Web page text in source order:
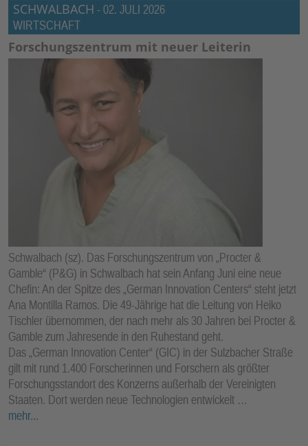
SCHWALBACH - 02. JULI 2026
WIRTSCHAFT
Forschungszentrum mit neuer Leiterin
Schwalbach (sz). Das Forschungszentrum von „Procter &
Gamble“ (P&G) in Schwalbach hat sein Anfang Juni eine neue
Chefin: An der Spitze des „German Innovation Centers“ steht jetzt
Ana Montilla Ramos. Die 49-Jährige hat die Leitung von Heiko
Tischler übernommen, der nach mehr als 30 Jahren bei Procter &
Gamble zum Jahresende in den Ruhestand geht.
Das „German Innovation Center“ (GIC) in der Sulzbacher Straße
gilt mit rund 1.400 Forscherinnen und Forschern als größter
Forschungsstandort des Konzerns außerhalb der Vereinigten
Staaten. Dort werden neue Technologien entwickelt …
mehr...